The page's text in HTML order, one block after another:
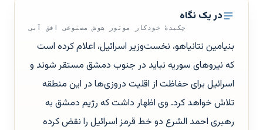
در یک نگاه
چکیدهٔ خودکار موتور هوش مصنوعی افق آبی
بنیامین نتانیاهو، نخست‌وزیر اسرائیل، اعلام کرده است
که نیروهای سوریه نباید در جنوب دمشق مستقر شوند و
اسرائیل برای حفاظت از اقلیت دروزی‌ها در این منطقه
تلاش خواهد کرد. وی اظهار داشت که رژیم دمشق به
رهبری احمد الشرع دو خط قرمز اسرائیل را نقض کرده